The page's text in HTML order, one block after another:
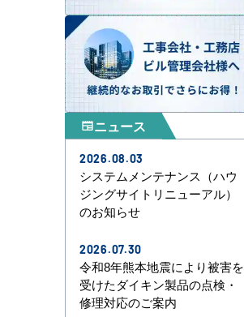
newspaperニュース
2026.08.03
システムメンテナンス（ハウ
ジングサイトリニューアル）
のお知らせ
2026.07.30
令和8年熊本地震により被害を
受けたダイキン製品の点検・
修理対応のご案内